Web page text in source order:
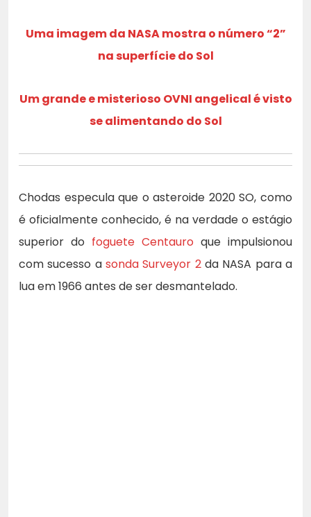
Uma imagem da NASA mostra o número “2”
na superfície do Sol
Um grande e misterioso OVNI angelical é visto
se alimentando do Sol
Chodas especula que o asteroide 2020 SO, como
é oficialmente conhecido, é na verdade o estágio
superior do foguete Centauro que impulsionou
com sucesso a sonda Surveyor 2da NASA para a
lua em 1966 antes de ser desmantelado.